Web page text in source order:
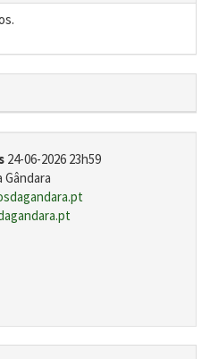
24-06-2026 23h59
Gândara